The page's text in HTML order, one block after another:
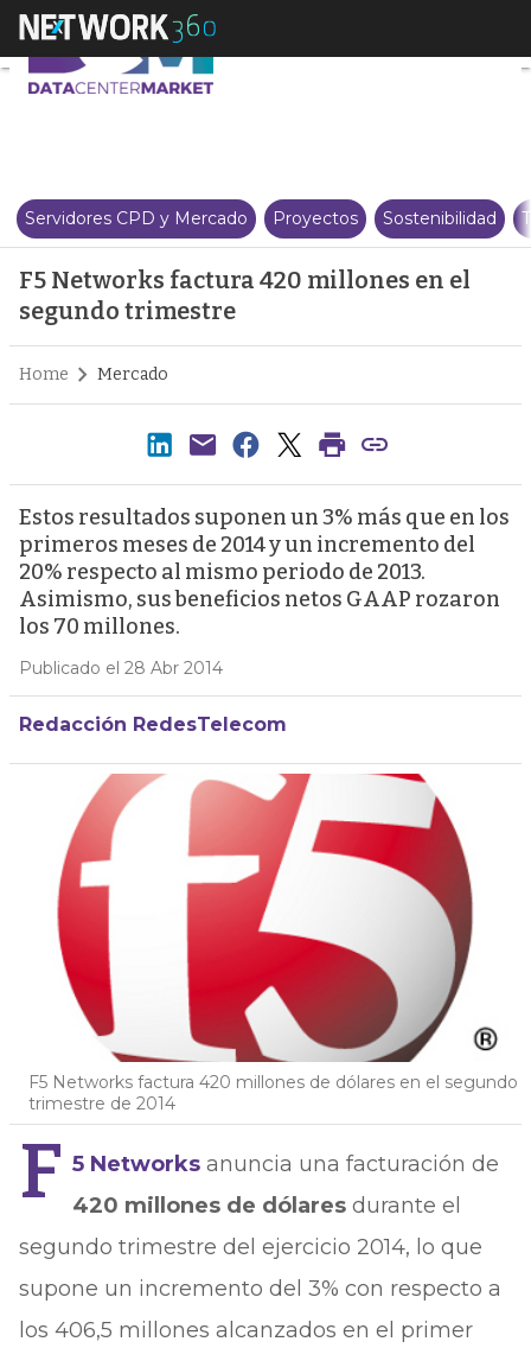
F5 Networks factura 420
Servidores CPD y Mercado Proyectos Sostenibilidad
F5 Networks factura 420 millones en el
segundo trimestre
Home Mercado
Estos resultados suponen un 3% más que en los
primeros meses de 2014 y un incremento del
20% respecto al mismo periodo de 2013.
Asimismo, sus beneficios netos GAAP rozaron
los 70 millones.
Publicado el 28 Abr 2014
Redacción RedesTelecom
F5 Networks factura 420 millones de dólares en el segundo
trimestre de 2014
F 5 Networksanuncia una facturación de
420 millones de dólares durante el
segundo trimestre del ejercicio 2014, lo que
supone un incremento del 3% con respecto a
los 406,5 millones alcanzados en el primer